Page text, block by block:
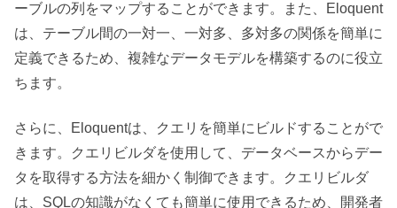
ーブルの列をマップすることができます。また、Eloquent
は、テーブル間の一対一、一対多、多対多の関係を簡単に
定義できるため、複雑なデータモデルを構築するのに役立
ちます。
さらに、Eloquentは、クエリを簡単にビルドすることがで
きます。クエリビルダを使用して、データベースからデー
タを取得する方法を細かく制御できます。クエリビルダ
は、SQLの知識がなくても簡単に使用できるため、開発者